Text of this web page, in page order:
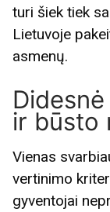
turi šiek tiek
Lietuvoje
asmenų.
ir būsto
Vienas
vertinimo
gyventojai